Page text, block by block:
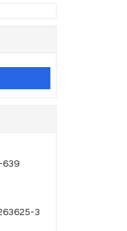
639
3